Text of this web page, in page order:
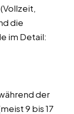
die
im Detail:
der
9 bis 17